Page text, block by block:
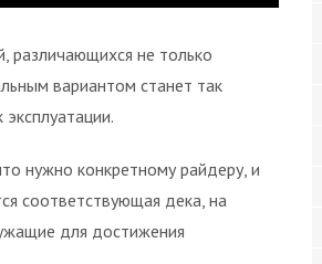
различающихся не только
вариантом станет так
нужно конкретному райдеру, и
соответствующая дека, на
для достижения